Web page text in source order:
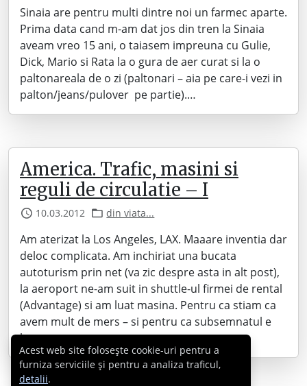
Sinaia are pentru multi dintre noi un farmec aparte.
Prima data cand m-am dat jos din tren la Sinaia
aveam vreo 15 ani, o taiasem impreuna cu Gulie,
Dick, Mario si Rata la o gura de aer curat si la o
paltonareala de o zi (paltonari – aia pe care-i vezi in
palton/jeans/pulover pe partie).…
America. Trafic, masini si
reguli de circulatie – I
10.03.2012 din viata...
Am aterizat la Los Angeles, LAX. Maaare inventia dar
deloc complicata. Am inchiriat una bucata
autoturism prin net (va zic despre asta in alt post),
la aeroport ne-am suit in shuttle-ul firmei de rental
(Advantage) si am luat masina. Pentru ca stiam ca
avem mult de mers – si pentru ca subsemnatul e
lung ca…
Acest web site folosește cookie-uri pentru a
furniza serviciile și pentru a analiza traficul,
detalii.